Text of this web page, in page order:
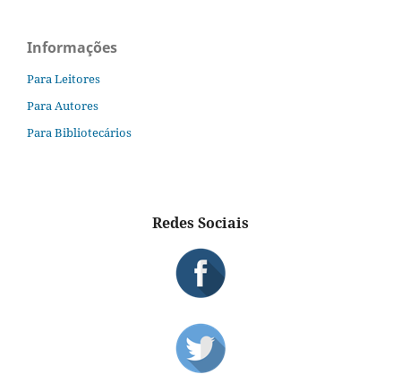
Informações
Para Leitores
Para Autores
Para Bibliotecários
Redes Sociais